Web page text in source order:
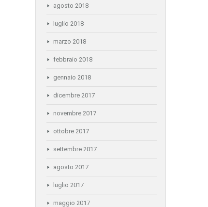
agosto 2018
luglio 2018
marzo 2018
febbraio 2018
gennaio 2018
dicembre 2017
novembre 2017
ottobre 2017
settembre 2017
agosto 2017
luglio 2017
maggio 2017